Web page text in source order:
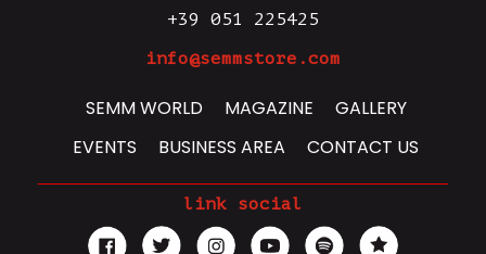
+39 051 225425
info@semmstore.com
SEMM WORLD MAGAZINE
GALLERY
EVENTS
BUSINESS AREA CONTACT US
link social